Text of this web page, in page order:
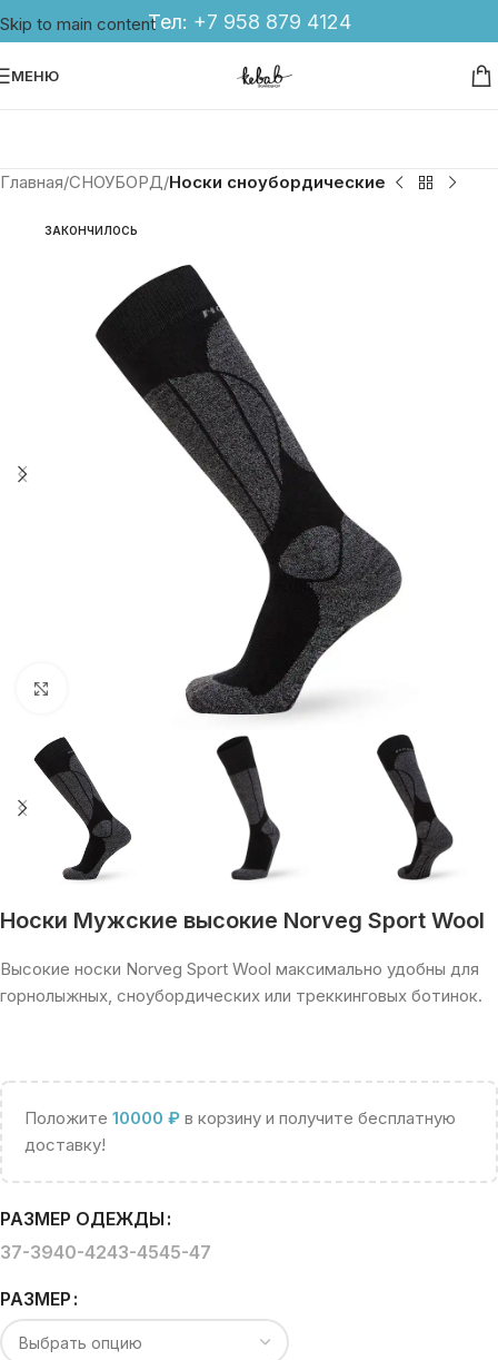
Skip to main contentТел: +7 958 879 4124
МЕНЮ
Главная СНОУБОРД Носки сноубордические
ЗАКОНЧИЛОСЬ
Носки Мужские высокие Norveg Sport Wool
Высокие носки Norveg Sport Wool максимально удобны для
горнолыжных, сноубордических или треккинговых ботинок.
Положите 10000 ₽ в корзину и получите бесплатную
доставку!
РАЗМЕР ОДЕЖДЫ
37-3940-4243-4545-47
РАЗМЕР